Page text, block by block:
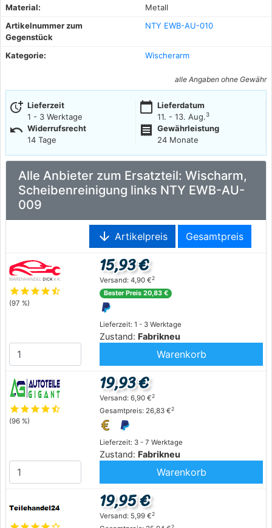
Material:
Metall
Artikelnummer zum
Gegenstück
NTY EWB-AU-010
Kategorie: Wischerarm
alle Angaben ohne Gewähr
more_time Lieferzeit
1 - 3 Werktage
calendar_today Lieferdatum
11. - 13. Aug.3
undo Widerrufsrecht
14 Tage
receipt
Gewährleistung
24 Monate
Alle Anbieter zum Ersatzteil: Wischarm,
Scheibenreinigung links NTY EWB-AU-
009
arrow_downward Artikelpreis Gesamtpreis
starstarstarstarstar_half
(97 %)
Lieferzeit: 1 - 3 Werktage
Zustand: Fabrikneu
15,93 €
Versand: 4,90 €2
Bester Preis 20,83 €
Warenkorb
starstarstarstarstar_half
(96 %)
Lieferzeit: 3 - 7 Werktage
Zustand: Fabrikneu
19,93 €
Versand: 6,90 €2
Gesamtpreis: 26,83 €2
Warenkorb
19,95 €
Versand: 5,99 €2
2